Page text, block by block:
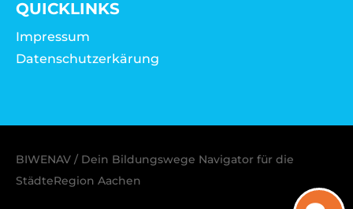
QUICKLINKS
Impressum
Datenschutzerkärung
BIWENAV / Dein Bildungswege Navigator für die
StädteRegion Aachen